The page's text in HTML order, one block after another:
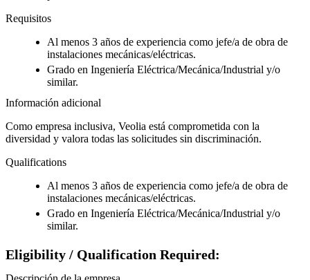
Requisitos
Al menos 3 años de experiencia como jefe/a de obra de
instalaciones mecánicas/eléctricas.
Grado en Ingeniería Eléctrica/Mecánica/Industrial y/o
similar.
Información adicional
Como empresa inclusiva, Veolia está comprometida con la
diversidad y valora todas las solicitudes sin discriminación.
Qualifications
Al menos 3 años de experiencia como jefe/a de obra de
instalaciones mecánicas/eléctricas.
Grado en Ingeniería Eléctrica/Mecánica/Industrial y/o
similar.
Eligibility / Qualification Required: